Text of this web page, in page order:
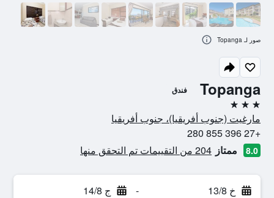
Topanga فندق
3 نجوم
مارغيت (جنوب أفريقيا)، جنوب أفريقيا
+27 396 855 280
8.0 ممتاز 204 من التقييمات تم التحقق منها
خ 13/8 - ج 14/8
صور لـ Topanga